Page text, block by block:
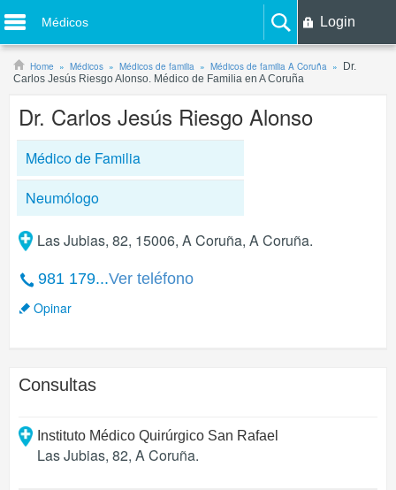
Médicos Login
Home Médicos Médicos de familia Médicos de familia A Coruña
Dr.
Carlos Jesús Riesgo Alonso. Médico de Familia en A Coruña
Dr. Carlos Jesús Riesgo Alonso
Médico de Familia
Neumólogo
Las Jubias, 82, 15006, A Coruña, A Coruña.
981 179...Ver teléfono
Opinar
Consultas
Instituto Médico Quirúrgico San Rafael
Las Jubias, 82, A Coruña.